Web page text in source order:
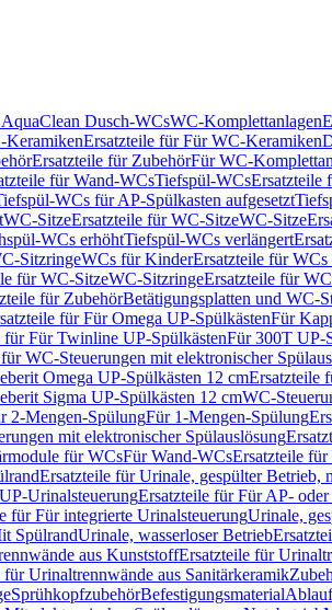
Dusch-WCsWC-Komplettanlagen
KeramikenErsatzteile für Für WC-Keramiken
Ersatzteile für ZubehörFür WC-
für Wand-WCsTiefspül-WCsErsatzteile
WCs für AP-Spülkasten aufgesetzt
WC-SitzeErsatzteile für WC-SitzeWC-Sitze
WCs erhöhtTiefspül-WCs verlängert
SitzringeWCs für KinderErsatzteile für
für WC-SitzeWC-SitzringeErsatzteile für
für ZubehörBetätigungsplatten und WC-
für Für Omega UP-SpülkästenFür
für Für Twinline UP-SpülkästenFür 300T UP-
WC-Steuerungen mit elektronischer
Omega UP-Spülkästen 12 cmErsatzteile
Sigma UP-Spülkästen 12 cmWC-
2-Mengen-SpülungFür 1-Mengen-Spülung
mit elektronischer Spülauslösung
für WCsFür Wand-WCsErsatzteile
Ersatzteile für Urinale, gespülter Betrieb,
UrinalsteuerungErsatzteile für Für AP-
für Für integrierte UrinalsteuerungUrinale,
SpülrandUrinale, wasserloser Betrieb
aus KunststoffErsatzteile für
für Urinaltrennwände aus Sanitärkeramik
SprühkopfzubehörBefestigungsmaterial